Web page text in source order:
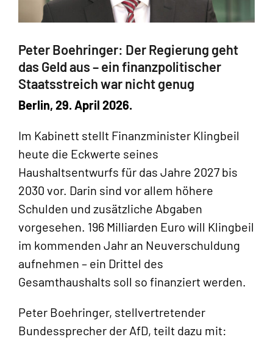
Peter Boehringer: Der Regierung geht
das Geld aus – ein finanzpolitischer
Staatsstreich war nicht genug
Berlin, 29. April 2026.
Im Kabinett stellt Finanzminister Klingbeil
heute die Eckwerte seines
Haushaltsentwurfs für das Jahre 2027 bis
2030 vor. Darin sind vor allem höhere
Schulden und zusätzliche Abgaben
vorgesehen. 196 Milliarden Euro will Klingbeil
im kommenden Jahr an Neuverschuldung
aufnehmen – ein Drittel des
Gesamthaushalts soll so finanziert werden.
Peter Boehringer, stellvertretender
Bundessprecher der AfD, teilt dazu mit: